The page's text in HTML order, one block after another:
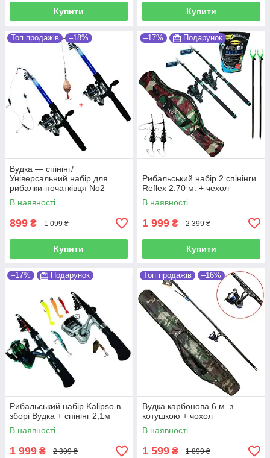
Купити Купити
Топ продажів –18%
Вудка — спінінг/
Універсальний набір для
рибалки-початківця No2
В наявності
899 ₴ 1 099 ₴
Купити
–17% Подарунок
Рибальський набір 2 спінінги
Reflex 2.70 м. + чехол
В наявності
1 999 ₴ 2 399 ₴
Купити
–17% Подарунок
Рибальський набір Kalipso в
зборі Вудка + спінінг 2,1м
В наявності
1 999 ₴ 2 399 ₴
Топ продажів –16%
Вудка карбонова 6 м. з
котушкою + чохол
В наявності
1 599 ₴ 1 899 ₴